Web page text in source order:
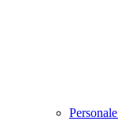
Personale